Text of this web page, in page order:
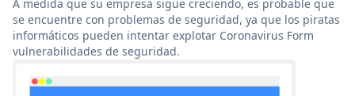
A medida que su empresa sigue creciendo, es probable que
se encuentre con problemas de seguridad, ya que los piratas
informáticos pueden intentar explotar Coronavirus Form
vulnerabilidades de seguridad.